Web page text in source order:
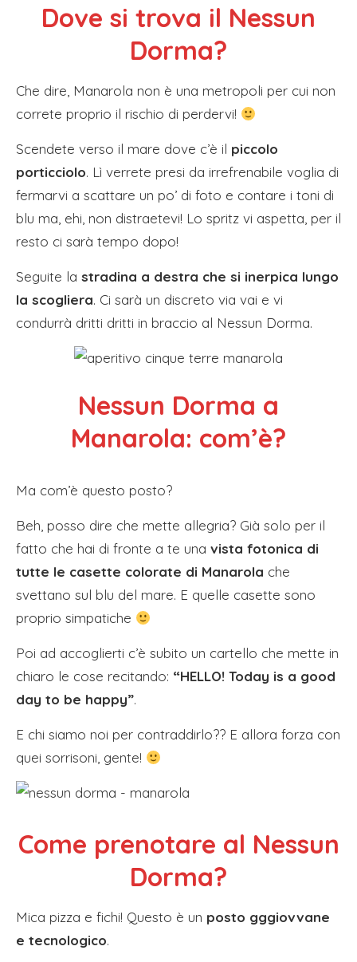
Dove si trova il Nessun
Dorma?
Che dire, Manarola non è una metropoli per cui non
correte proprio il rischio di perdervi!
Scendete verso il mare dove c’è il piccolo
porticciolo. Lì verrete presi da irrefrenabile voglia di
fermarvi a scattare un po’ di foto e contare i toni di
blu ma, ehi, non distraetevi! Lo spritz vi aspetta, per il
resto ci sarà tempo dopo!
Seguite la stradina a destra che si inerpica lungo
la scogliera. Ci sarà un discreto via vai e vi
condurrà dritti dritti in braccio al Nessun Dorma.
Nessun Dorma a
Manarola: com’è?
Ma com’è questo posto?
Beh, posso dire che mette allegria? Già solo per il
fatto che hai di fronte a te una vista fotonica di
tutte le casette colorate di Manarola che
svettano sul blu del mare. E quelle casette sono
proprio simpatiche
Poi ad accoglierti c’è subito un cartello che mette in
chiaro le cose recitando: “HELLO! Today is a good
day to be happy”.
E chi siamo noi per contraddirlo?? E allora forza con
quei sorrisoni, gente!
Come prenotare al Nessun
Dorma?
Mica pizza e fichi! Questo è un posto gggiovvane
e tecnologico.